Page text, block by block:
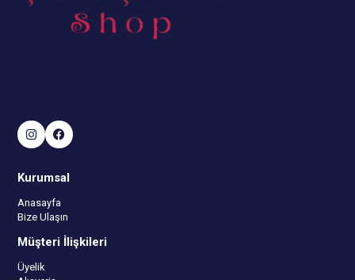
Kurumsal
Anasayfa
Bize Ulaşın
Müşteri İlişkileri
Üyelik